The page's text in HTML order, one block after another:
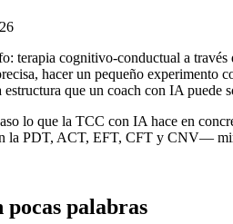
terapia cognitivo-conductual a
hacer un pequeño
que un coach con IA puede
lo que la TCC con IA hace en
la PDT, ACT, EFT, CFT y CNV—
pocas palabras